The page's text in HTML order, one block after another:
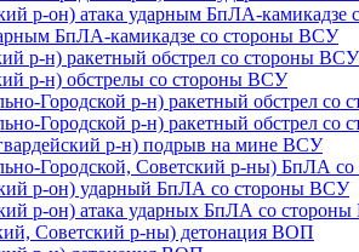
р-он) атака ударным БпЛА-
БпЛА-камикадзе со стороны ВСУ
р-н) ракетный обстрел со стороны ВСУ
р-н) обстрелы со стороны ВСУ
Городской р-н) ракетный обстрел со
Городской р-н) ракетный обстрел со
р-н) подрыв на мине ВСУ
Городской, Советский р-ны) БпЛА
р-он) ударный БпЛА со стороны ВСУ
р-он) атака ударных БпЛА со
Советский р-ны) детонация ВОП